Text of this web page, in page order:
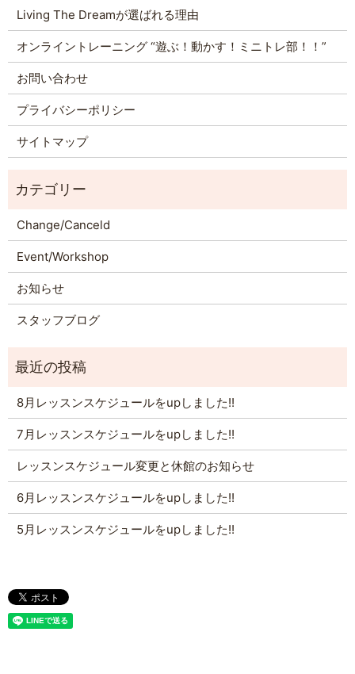
Living The Dreamが選ばれる理由
オンライントレーニング “遊ぶ！動かす！ミニトレ部！！”
お問い合わせ
プライバシーポリシー
サイトマップ
Change/Canceld
Event/Workshop
お知らせ
スタッフブログ
8月レッスンスケジュールをupしました!!
7月レッスンスケジュールをupしました!!
レッスンスケジュール変更と休館のお知らせ
6月レッスンスケジュールをupしました!!
5月レッスンスケジュールをupしました!!